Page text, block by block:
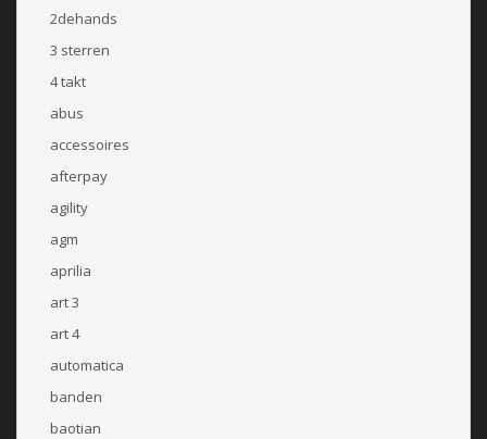
2dehands
3 sterren
4 takt
abus
accessoires
afterpay
agility
agm
aprilia
art 3
art 4
automatica
banden
baotian